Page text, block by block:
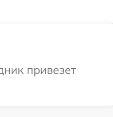
привезет